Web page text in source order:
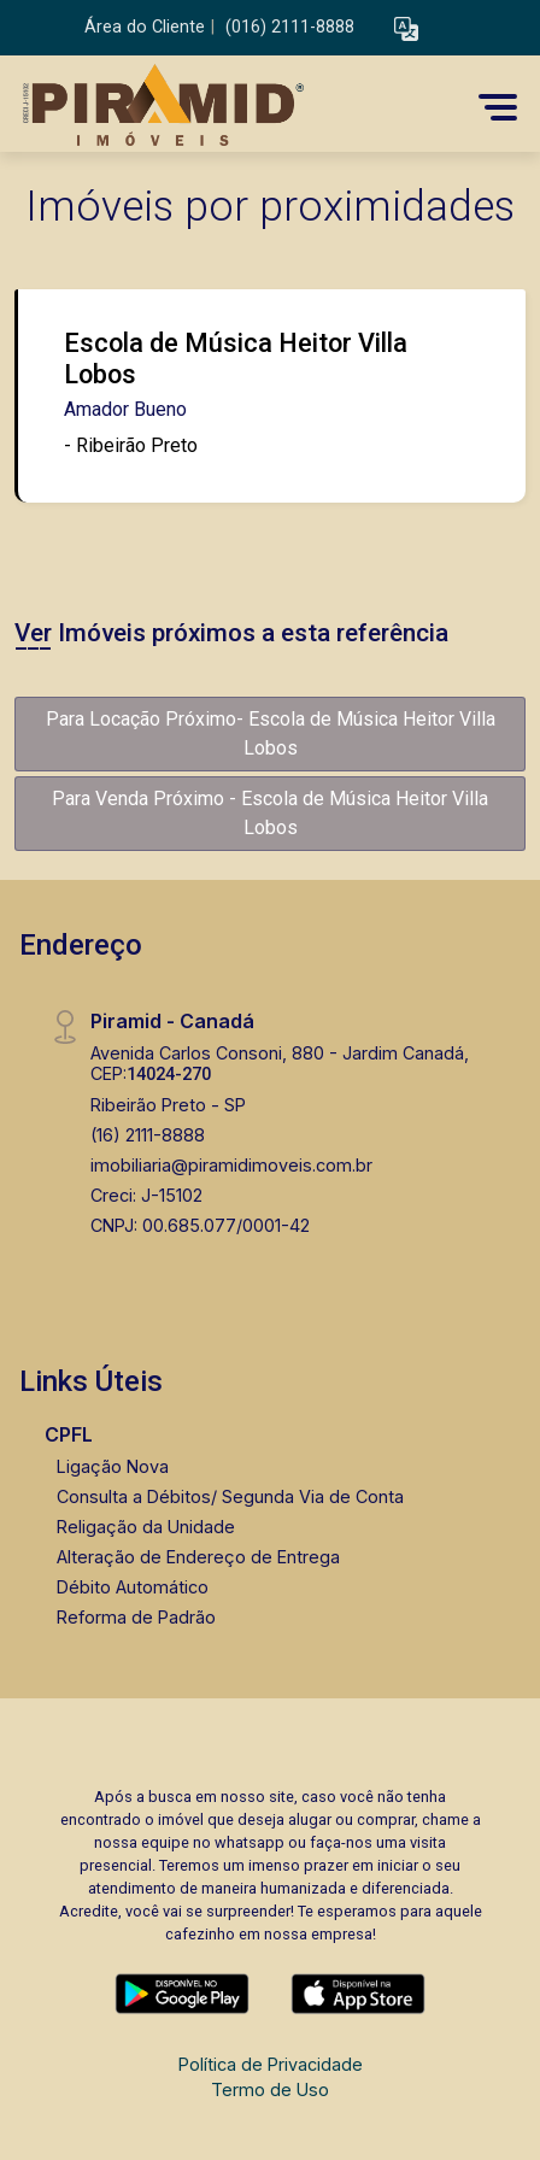
Área do Cliente (016) 2111-8888
Imóveis por proximidades
Escola de Música Heitor Villa
Lobos
Amador Bueno
- Ribeirão Preto
Ver Imóveis próximos a esta referência
Para Locação Próximo- Escola de Música Heitor Villa
Lobos
Para Venda Próximo - Escola de Música Heitor Villa
Lobos
Endereço
Piramid - Canadá
Avenida Carlos Consoni, 880 - Jardim Canadá,
CEP:14024-270
Ribeirão Preto - SP
(16) 2111-8888
imobiliaria@piramidimoveis.com.br
Creci: J-15102
CNPJ: 00.685.077/0001-42
Links Úteis
CPFL
Ligação Nova
Consulta a Débitos/ Segunda Via de Conta
Religação da Unidade
Alteração de Endereço de Entrega
Débito Automático
Reforma de Padrão
Após a busca em nosso site, caso você não tenha
encontrado o imóvel que deseja alugar ou comprar, chame a
nossa equipe no whatsapp ou faça-nos uma visita
presencial. Teremos um imenso prazer em iniciar o seu
atendimento de maneira humanizada e diferenciada.
Acredite, você vai se surpreender! Te esperamos para aquele
cafezinho em nossa empresa!
Política de Privacidade
Termo de Uso